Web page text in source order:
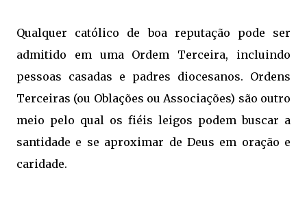
Qualquer católico de boa reputação pode ser
admitido em uma Ordem Terceira, incluindo
pessoas casadas e padres diocesanos. Ordens
Terceiras (ou Oblações ou Associações) são outro
meio pelo qual os fiéis leigos podem buscar a
santidade e se aproximar de Deus em oração e
caridade.